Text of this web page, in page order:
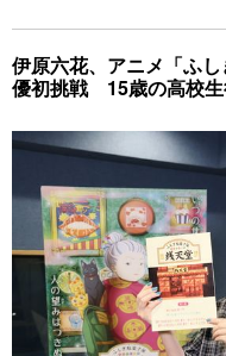
伊原六花、アニメ「ふ
優初挑戦 15歳の高校